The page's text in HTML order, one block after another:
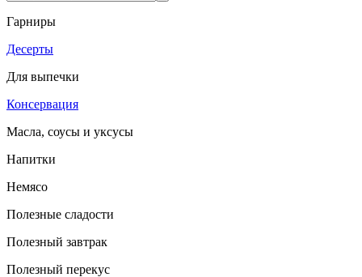
Гарниры
Десерты
Для выпечки
Консервация
Масла, соусы и уксусы
Напитки
Немясо
Полезные сладости
Полезный завтрак
Полезный перекус